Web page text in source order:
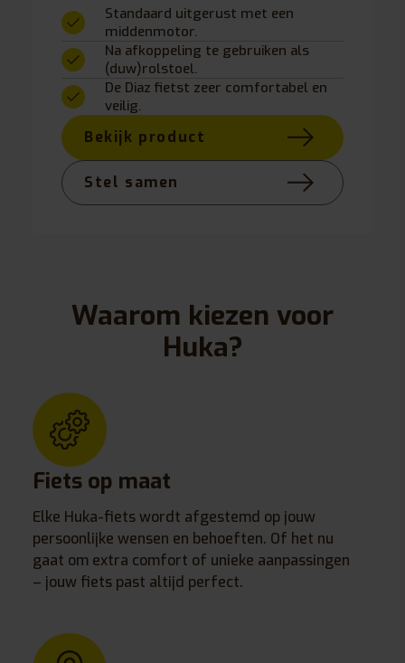
Standaard uitgerust met een
middenmotor.
Na afkoppeling te gebruiken als
(duw)rolstoel.
De Diaz fietst zeer comfortabel en
veilig.
Bekijk product
Stel samen
Waarom kiezen voor
Huka?
Fiets op maat
Elke Huka-fiets wordt afgestemd op jouw
persoonlijke wensen en behoeften. Of het nu
gaat om extra comfort of unieke aanpassingen
– jouw fiets past altijd perfect.